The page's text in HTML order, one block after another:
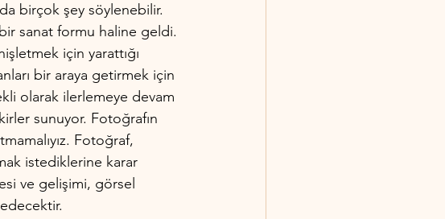
birçok şey söylenebilir.
sanat formu haline geldi.
için yarattığı
bir araya getirmek için
olarak ilerlemeye devam
sunuyor. Fotoğrafın
Fotoğraf,
istediklerine karar
ve gelişimi, görsel